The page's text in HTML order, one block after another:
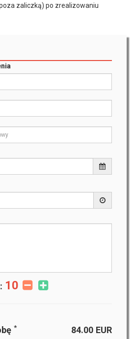
zaliczką) po zrealizowaniu
10
* EUR
84.00